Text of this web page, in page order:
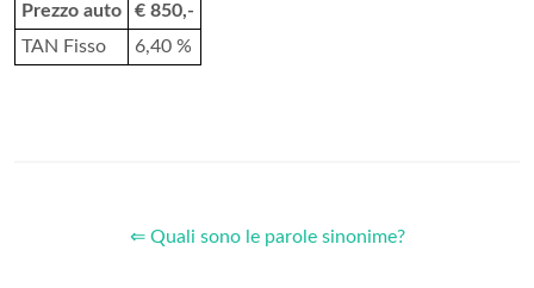
Prezzo auto
€ 850,-
TAN Fisso
6,40 %
⇐ Quali sono le parole sinonime?